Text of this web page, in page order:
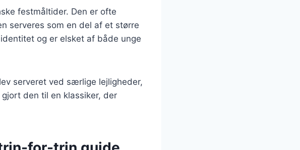
festmåltider. Den er ofte
serveres som en del af et større
og er elsket af både unge
serveret ved særlige lejligheder,
den til en klassiker, der